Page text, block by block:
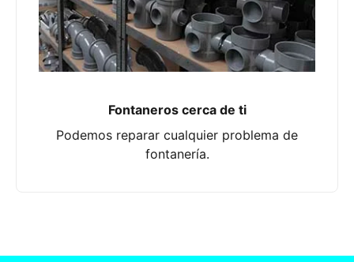
Fontaneros cerca de ti
Podemos reparar cualquier problema de
fontanería.